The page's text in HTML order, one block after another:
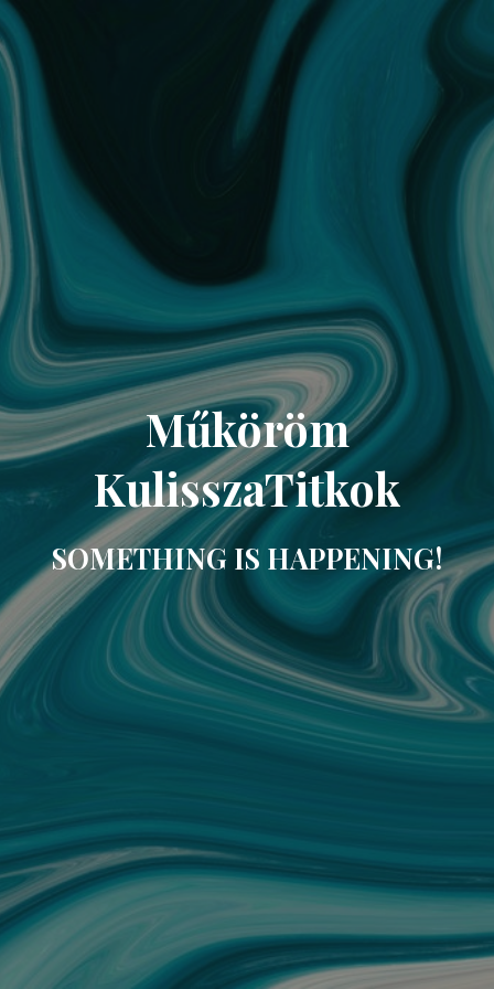
Műköröm
KulisszaTitkok
SOMETHING IS HAPPENING!